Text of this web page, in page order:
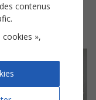
contenus
cookies »,